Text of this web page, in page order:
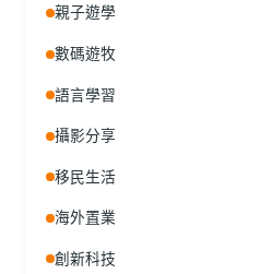
親子遊學
數碼遊牧
語言學習
攝影分享
移民生活
海外置業
創新科技